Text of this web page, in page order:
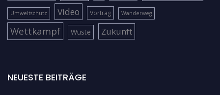
Umweltschutz Video Vortrag Wanderweg
Wettkampf Wüste Zukunft
NEUESTE BEITRÄGE